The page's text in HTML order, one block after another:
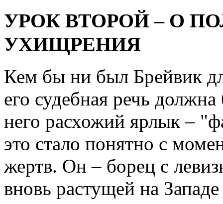
УРОК ВТОРОЙ – О
УХИЩРЕНИЯ
Кем бы ни был Брейвик
его судебная речь
него расхожий ярлык –
это стало понятно с
жертв. Он – борец с
вновь растущей на